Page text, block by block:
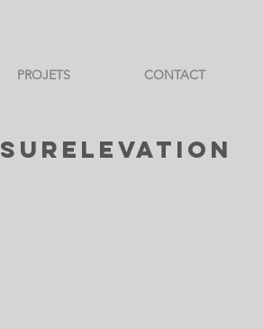
PROJETS CONTACT
SURELEVATION